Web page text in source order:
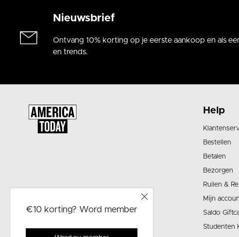
Nieuwsbrief
Ontvang 10% korting op je eerste aankoop en als
en trends.
Help
Bestellen
Betalen
Bezorgen
Ruilen &
Mijn
Saldo
Studenten
€10 korting? Word member